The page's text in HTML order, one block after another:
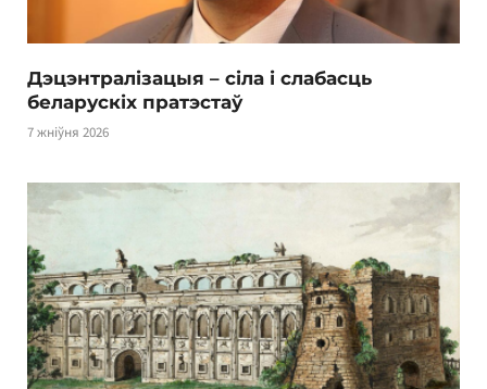
Дэцэнтралізацыя – сіла і слабасць
беларускіх пратэстаў
7 жніўня 2026